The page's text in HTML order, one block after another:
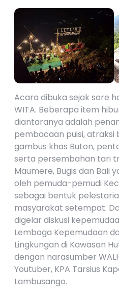
Acara dibuka sejak sore
WITA. Beberapa item
diantaranya adalah
pembacaan puisi, atraksi
gambus khas Buton,
serta persembahan tari
Maumere, Bugis dan Bali
oleh pemuda-pemudi
sebagai bentuk
masyarakat setempat.
digelar diskusi
Lembaga Kepemudaan
Lingkungan di Kawasan
dengan narasumber
Youtuber, KPA Tarsius
Lambusango.